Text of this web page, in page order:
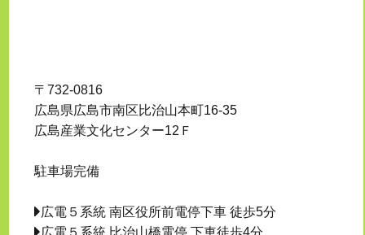
〒732-0816
広島県広島市南区比治山本町16-35
広島産業文化センター12Ｆ
駐車場完備
広電５系統 南区役所前電停下車 徒歩5分
広電５系統 比治山橋電停 下車徒歩4分